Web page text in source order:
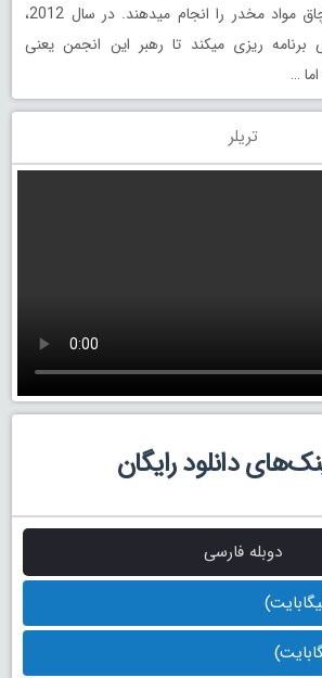
تولید مواد مخدر و قاچاق مواد مخدر را انجام میدهند. در سال 2012،
ریزی میکند تا رهبر این انجمن یعنی
…
تریلر
دانلود رایگان
دوبله فارسی